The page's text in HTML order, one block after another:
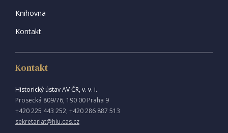
Knihovna
Kontakt
Kontakt
Historický ústav AV ČR, v. v. i.
Prosecká 809/76, 190 00 Praha 9
+420 225 443 252, +420 286 887 513
sekretariat@hiu.cas.cz